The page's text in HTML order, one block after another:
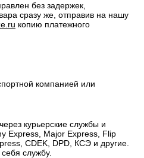
без задержек,
сразу же, отправив на нашу
копию платежного
компанией или
курьерские службы и
Express, Major Express, Flip
CDEK, DPD, КСЭ и другие.
службу.